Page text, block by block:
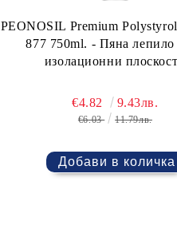
PEONOSIL Premium
877 750ml. - Пяна лепило
изолационни
€4.82 9.43лв.
€6.03 11.79лв.